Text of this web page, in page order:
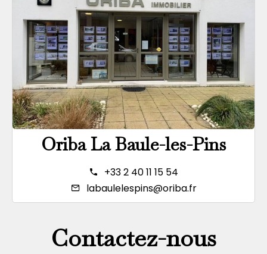
Oriba La Baule-les-Pins
+33 2 40 11 15 54
labaulelespins@oriba.fr
Contactez-nous